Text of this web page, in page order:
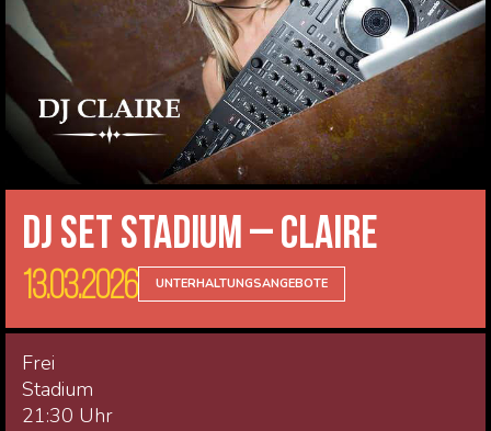
DJ Set Stadium – Claire
13.03.2026 UNTERHALTUNGSANGEBOTE
Frei
Stadium
21:30 Uhr